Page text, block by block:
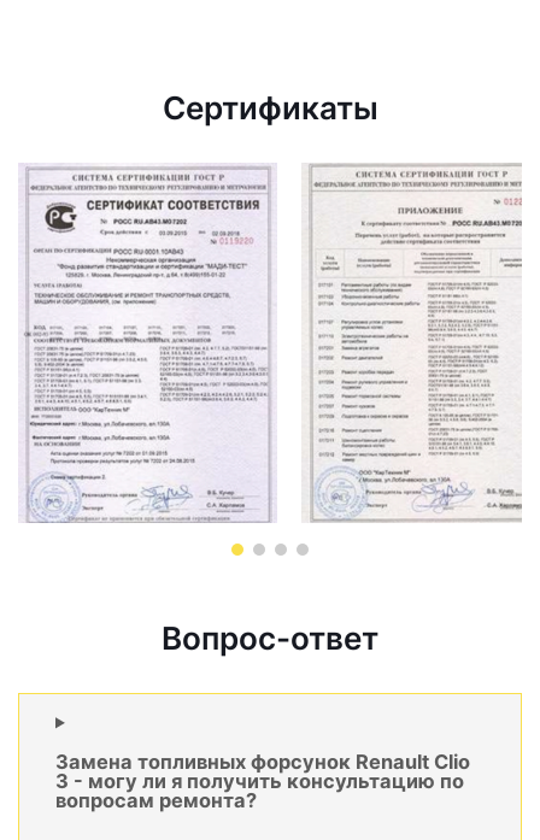
Сертификаты
Вопрос-ответ
Замена топливных форсунок Renault Clio
3 - могу ли я получить консультацию по
вопросам ремонта?